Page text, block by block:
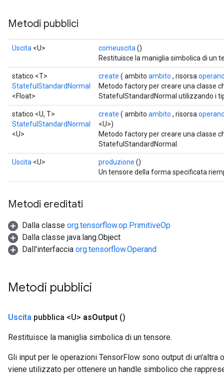
Metodi pubblici
Uscita <U> comeuscita ()
Restituisce la maniglia simbolica di un
statico <T>
StatefulStandardNormal
<Float>
create ( ambito ambito , risorsa
Metodo factory per creare una classe
StatefulStandardNormal utilizzando i
statico <U, T>
StatefulStandardNormal
<U>
create ( ambito ambito , risorsa
<U>)
Metodo factory per creare una classe
StatefulStandardNormal.
Uscita <U> produzione ()
Un tensore della forma specificata
Metodi ereditati
Dalla classe org.tensorflow.op.PrimitiveOp
Dalla classe java.lang.Object
Dall'interfaccia org.tensorflow.Operand
Metodi pubblici
Uscita pubblica <U> asOutput ()
Restituisce la maniglia simbolica di un tensore.
Gli input per le operazioni TensorFlow sono output di un'altra
viene utilizzato per ottenere un handle simbolico che